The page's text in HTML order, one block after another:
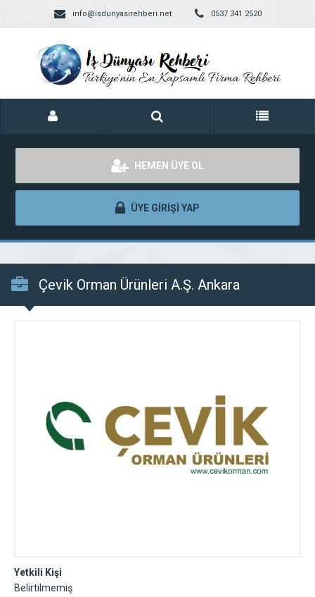
info@isdunyasirehberi.net 0537 341 2520
HEMEN ÜYE OL
ÜYE GİRİŞİ YAP
Çevik Orman Ürünleri A.Ş. Ankara
Yetkili Kişi
Belirtilmemiş